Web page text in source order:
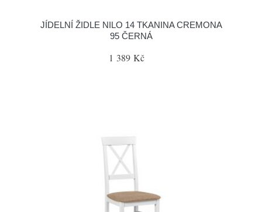
JÍDELNÍ ŽIDLE NILO 14 TKANINA CREMONA
95 ČERNÁ
1 389 Kč